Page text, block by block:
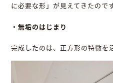
に必要な形」が見えてきたのです
・無垢のはじまり
完成したのは、正方形の特徴を